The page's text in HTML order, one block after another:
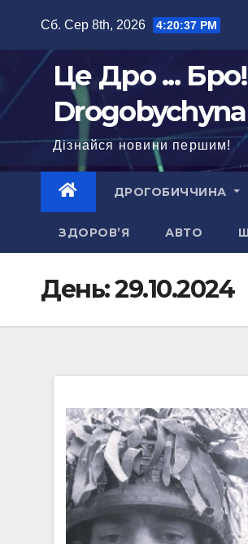
Сб. Сер 8th, 2026 4:20:39 PM
Це Дро ...
Drogobychyna
Дізнайся новини першим!
ДРОГОБИЧЧИНА
ЗДОРОВ’Я АВТО
День:29.10.2024